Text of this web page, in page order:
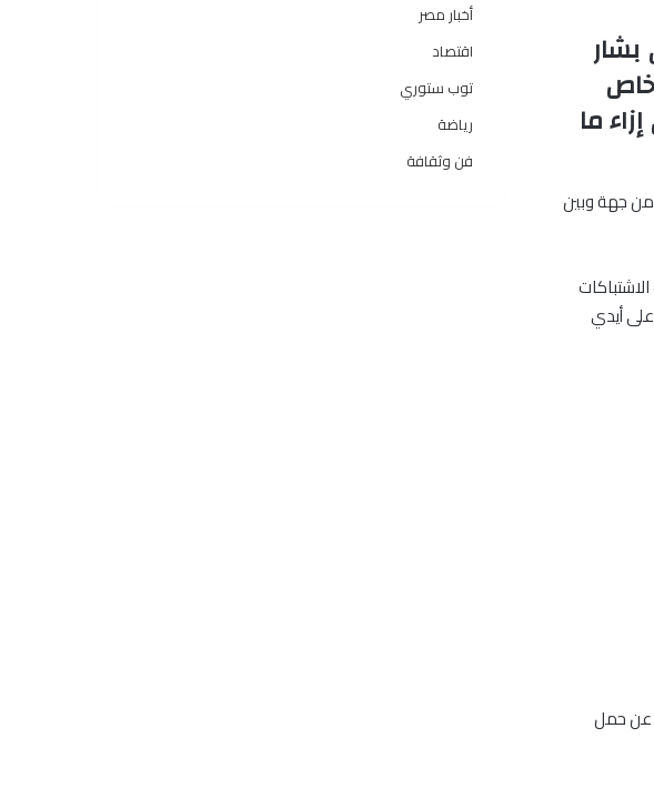
حيث قتل الأحد 8 أشخاص
ما
من جهة وبين
خلال تلك الاشتباكات
أيدي
عن حمل
أخبار مصر
اقتصاد
توب ستوري
رياضة
فن وثقافة